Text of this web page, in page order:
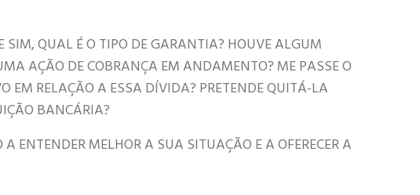
QUAL É O TIPO DE GARANTIA? HOUVE ALGUM
AÇÃO DE COBRANÇA EM ANDAMENTO? ME PASSE O
EM RELAÇÃO A ESSA DÍVIDA? PRETENDE QUITÁ-LA
BANCÁRIA?
ENTENDER MELHOR A SUA SITUAÇÃO E A OFERECER A